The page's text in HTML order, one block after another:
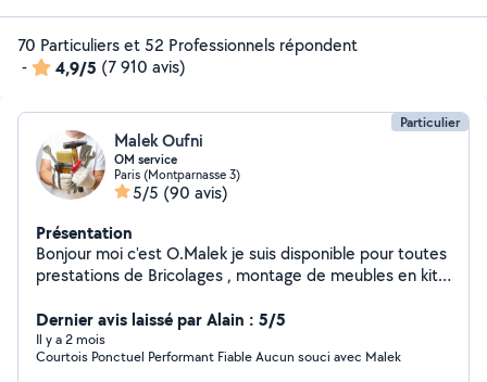
70 Particuliers et 52 Professionnels répondent
-
4,9/5 (7 910 avis)
Particulier
Malek Oufni
OM service
Paris (Montparnasse 3)
5/5 (90 avis)
Présentation
Bonjour moi c'est O.Malek je suis disponible pour toutes
prestations de Bricolages , montage de meubles en kit
Tout les jour de la semaine
Dernier avis laissé par Alain : 5/5
Il y a 2 mois
Courtois Ponctuel Performant Fiable Aucun souci avec Malek